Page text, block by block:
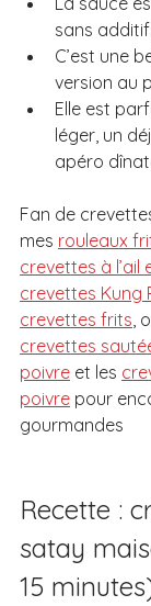
sans
C’est une
version au
Elle est
léger, un
apéro
Fan de
mes rouleaux
crevettes à l’ail
crevettes Kung
crevettes frits,
crevettes
poivre et les
poivre pour
gourmandes
Recette :
satay
15